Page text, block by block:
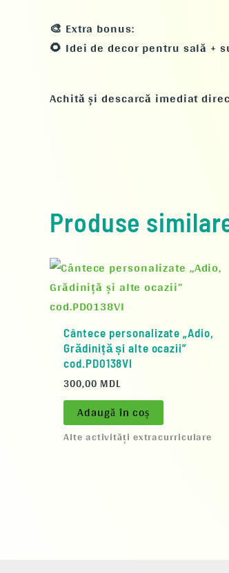
🎨 Extra bonus:
🌻 Idei de decor pentru sală +
Achită și descarcă imediat
Produse
Cântece personalizate „Adio,
Grădiniță și alte ocazii”
cod.PD0138VI
300,00 MDL
Adaugă în coș
Alte activități extracurriculare